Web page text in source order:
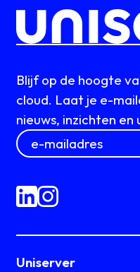
Blijf op de hoogte
cloud. Laat je e-
nieuws, inzichten
Uniserver